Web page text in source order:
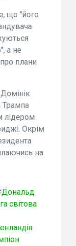
що "його
а не
плани
Трампа
лідером
Окрім
на
Дональд
світова